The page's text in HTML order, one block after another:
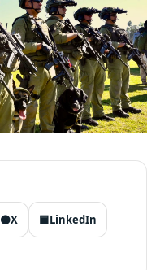
⚫X 🟦LinkedIn